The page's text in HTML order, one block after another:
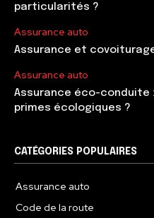
particularités ?
Assurance auto
Assurance et
Assurance auto
Assurance éco-conduite
primes écologiques ?
CATÉGORIES POPULAIRES
Assurance auto
Code de la route